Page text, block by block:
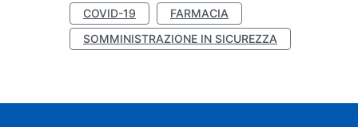
COVID-19
FARMACIA
SOMMINISTRAZIONE IN SICUREZZA